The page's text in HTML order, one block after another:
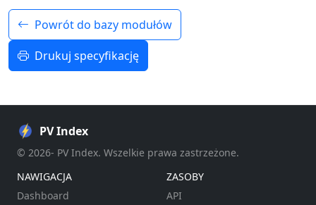
Powrót do bazy modułów
Drukuj specyfikację
PV Index
© 2026- PV Index. Wszelkie prawa zastrzeżone.
NAWIGACJA
Dashboard
ZASOBY
API